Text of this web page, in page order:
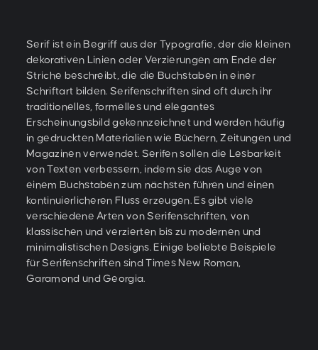
Serif ist ein Begriff aus der Typografie, der die kleinen
dekorativen Linien oder Verzierungen am Ende der
Striche beschreibt, die die Buchstaben in einer
Schriftart bilden. Serifenschriften sind oft durch ihr
traditionelles, formelles und elegantes
Erscheinungsbild gekennzeichnet und werden häufig
in gedruckten Materialien wie Büchern, Zeitungen und
Magazinen verwendet. Serifen sollen die Lesbarkeit
von Texten verbessern, indem sie das Auge von
einem Buchstaben zum nächsten führen und einen
kontinuierlicheren Fluss erzeugen. Es gibt viele
verschiedene Arten von Serifenschriften, von
klassischen und verzierten bis zu modernen und
minimalistischen Designs. Einige beliebte Beispiele
für Serifenschriften sind Times New Roman,
Garamond und Georgia.